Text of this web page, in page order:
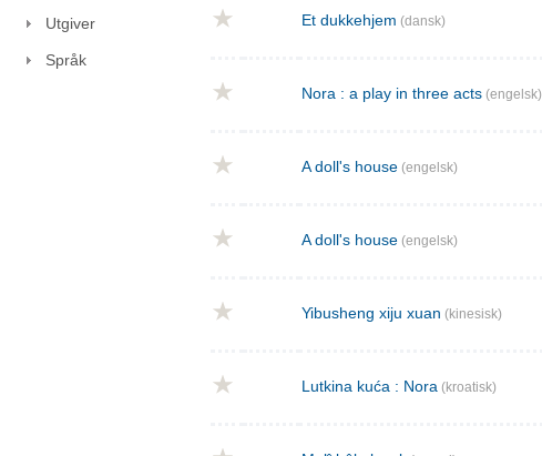
Utgiver
Språk
Et dukkehjem (dansk)
Nora : a play in three acts (engelsk)
A doll's house (engelsk)
A doll's house (engelsk)
Yibusheng xiju xuan (kinesisk)
Lutkina kuća : Nora (kroatisk)